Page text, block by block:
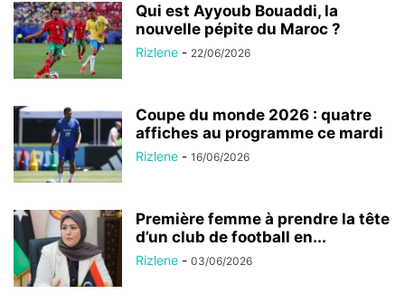
Qui est Ayyoub Bouaddi, la
nouvelle pépite du Maroc ?
Rizlene - 22/06/2026
Coupe du monde 2026 : quatre
affiches au programme ce mardi
Rizlene - 16/06/2026
Première femme à prendre la tête
d’un club de football en...
Rizlene - 03/06/2026